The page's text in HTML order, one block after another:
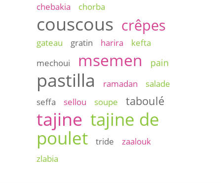
chebakia
chorba
couscous crêpes
gateau gratin harira
kefta
mechoui
msemen pain
pastilla ramadan
salade
seffa
sellou soupe taboulé
tajine tajine de
poulet
tride
zaalouk
zlabia